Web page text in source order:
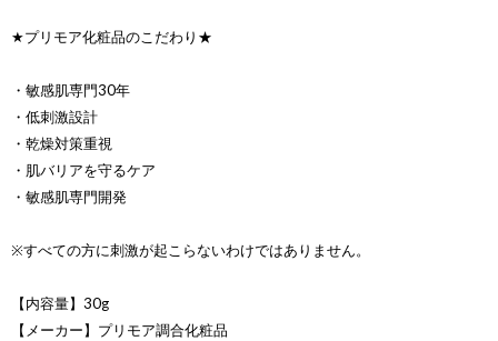
★プリモア化粧品のこだわり★
・敏感肌専門30年
・低刺激設計
・乾燥対策重視
・肌バリアを守るケア
・敏感肌専門開発
※すべての方に刺激が起こらないわけではありません。
【内容量】30g
【メーカー】プリモア調合化粧品